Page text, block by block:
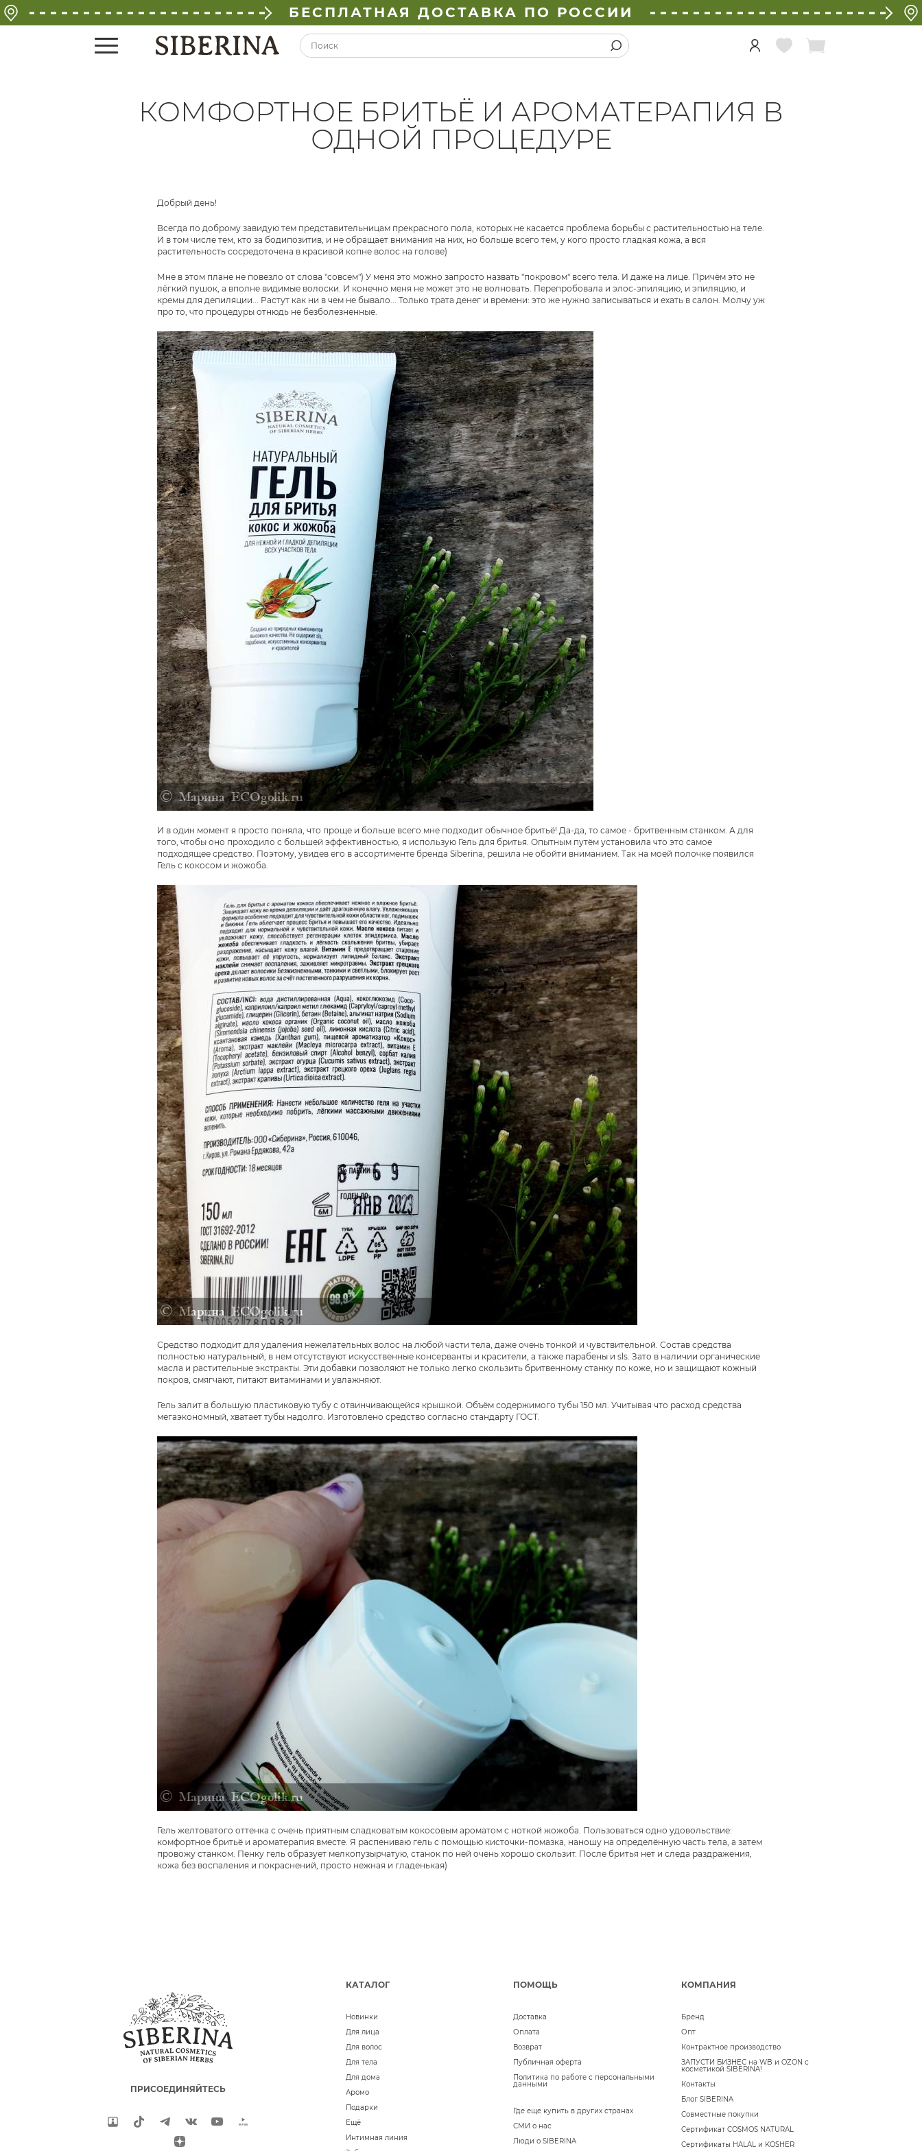
БЕСПЛАТНАЯ ДОСТАВКА ПО РОССИИ
КОМФОРТНОЕ БРИТЬЁ И АРОМАТЕРАПИЯ В
ОДНОЙ ПРОЦЕДУРЕ
Добрый день!
Всегда по доброму завидую тем представительницам прекрасного пола, которых не касается проблема борьбы с растительностью на теле.
И в том числе тем, кто за бодипозитив, и не обращает внимания на них, но больше всего тем, у кого просто гладкая кожа, а вся
растительность сосредоточена в красивой копне волос на голове)
Мне в этом плане не повезло от слова "совсем") У меня это можно запросто назвать "покровом" всего тела. И даже на лице. Причём это не
лёгкий пушок, а вполне видимые волоски. И конечно меня не может это не волновать. Перепробовала и элос-эпиляцию, и эпиляцию, и
кремы для депиляции... Растут как ни в чем не бывало... Только трата денег и времени: это же нужно записываться и ехать в салон. Молчу уж
про то, что процедуры отнюдь не безболезненные.
И в один момент я просто поняла, что проще и больше всего мне подходит обычное бритьё! Да-да, то самое - бритвенным станком. А для
того, чтобы оно проходило с большей эффективностью, я использую Гель для бритья. Опытным путём установила что это самое
подходящее средство. Поэтому, увидев его в ассортименте бренда Siberina, решила не обойти вниманием. Так на моей полочке появился
Гель с кокосом и жожоба.
Средство подходит для удаления нежелательных волос на любой части тела, даже очень тонкой и чувствительной. Состав средства
полностью натуральный, в нем отсутствуют искусственные консерванты и красители, а также парабены и sls. Зато в наличии органические
масла и растительные экстракты. Эти добавки позволяют не только легко скользить бритвенному станку по коже, но и защищают кожный
покров, смягчают, питают витаминами и увлажняют.
Гель залит в большую пластиковую тубу с отвинчивающейся крышкой. Объём содержимого тубы 150 мл. Учитывая что расход средства
мегаэкономный, хватает тубы надолго. Изготовлено средство согласно стандарту ГОСТ.
Гель желтоватого оттенка с очень приятным сладковатым кокосовым ароматом с ноткой жожоба. Пользоваться одно удовольствие:
комфортное бритьё и ароматерапия вместе. Я распениваю гель с помощью кисточки-помазка, наношу на определённую часть тела, а затем
провожу станком. Пенку гель образует мелкопузырчатую, станок по ней очень хорошо скользит. После бритья нет и следа раздражения,
кожа без воспаления и покраснений, просто нежная и гладенькая)
ПРИСОЕДИНЯЙТЕСЬ
КАТАЛОГ
Новинки
Для лица
Для волос
Для тела
Для дома
Аромо
Подарки
Ещё
Интимная линия
ПОМОЩЬ
Доставка
Оплата
Возврат
Публичная оферта
Политика по работе с персональными
данными
Где еще купить в других странах
СМИ о нас
Люди о SIBERINA
КОМПАНИЯ
Бренд
Опт
Контрактное производство
ЗАПУСТИ БИЗНЕС на WB и OZON с
косметикой SIBERINA!
Контакты
Блог SIBERINA
Совместные покупки
Сертификат COSMOS NATURAL
Сертификаты HALAL и KOSHER